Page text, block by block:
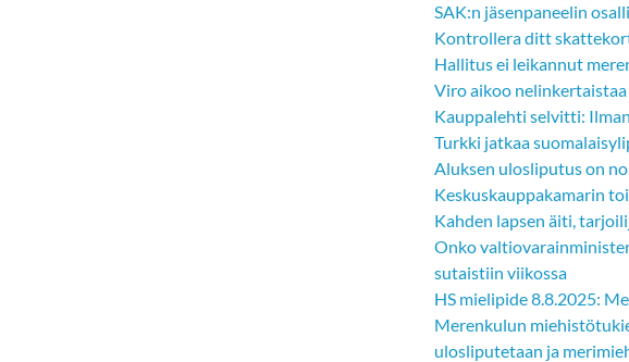
SAK:n jäsenpaneelin
Kontrollera ditt
Hallitus ei leikannut
Viro aikoo
Kauppalehti selvitti:
Turkki jatkaa
Aluksen ulosliputus on
Keskuskauppakamarin
Kahden lapsen äiti,
Onko
sutaistiin viikossa
HS mielipide 8.8.2025:
Merenkulun
ulosliputetaan ja